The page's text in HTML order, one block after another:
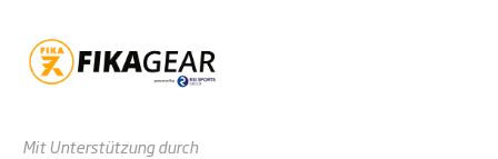
Mit Unterstützung durch